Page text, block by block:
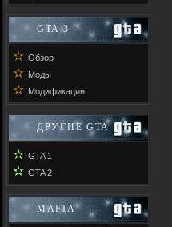
GTA 3
✫ Обзор
✫ Моды
✫ Модификации
ДРУГИЕ GTA
✫ GTA 1
✫ GTA 2
MAFIA